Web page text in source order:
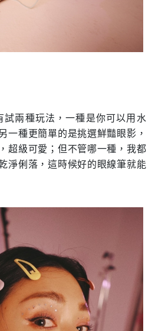
試兩種玩法，一種是你可以用水
一種更簡單的是挑選鮮豔眼影，
超級可愛；但不管哪一種，我都
淨俐落，這時候好的眼線筆就能